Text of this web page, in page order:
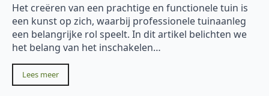
Het creëren van een prachtige en functionele tuin is
een kunst op zich, waarbij professionele tuinaanleg
een belangrijke rol speelt. In dit artikel belichten we
het belang van het inschakelen…
Lees meer